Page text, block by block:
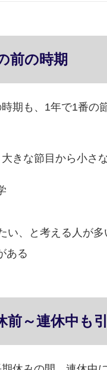
前の時期
期も、1年で1番の
きな節目から小さ
い、と考える人が多
ある
前～連休中も